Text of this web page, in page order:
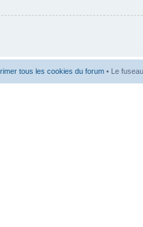
tous les cookies du forum • Le